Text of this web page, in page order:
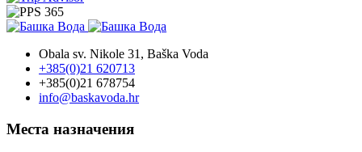
Obala sv. Nikole 31, Baška Voda
+385(0)21 620713
+385(0)21 678754
info@baskavoda.hr
Места назначения